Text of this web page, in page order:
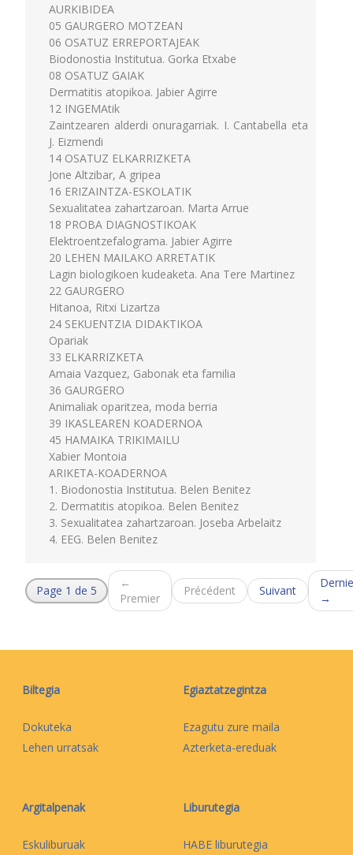
AURKIBIDEA
05 GAURGERO MOTZEAN
06 OSATUZ ERREPORTAJEAK
Biodonostia Institutua. Gorka Etxabe
08 OSATUZ GAIAK
Dermatitis atopikoa. Jabier Agirre
12 INGEMAtik
Zaintzearen alderdi onuragarriak. I. Cantabella eta
J. Eizmendi
14 OSATUZ ELKARRIZKETA
Jone Altzibar, A gripea
16 ERIZAINTZA-ESKOLATIK
Sexualitatea zahartzaroan. Marta Arrue
18 PROBA DIAGNOSTIKOAK
Elektroentzefalograma. Jabier Agirre
20 LEHEN MAILAKO ARRETATIK
Lagin biologikoen kudeaketa. Ana Tere Martinez
22 GAURGERO
Hitanoa, Ritxi Lizartza
24 SEKUENTZIA DIDAKTIKOA
Opariak
33 ELKARRIZKETA
Amaia Vazquez, Gabonak eta familia
36 GAURGERO
Animaliak oparitzea, moda berria
39 IKASLEAREN KOADERNOA
45 HAMAIKA TRIKIMAILU
Xabier Montoia
ARIKETA-KOADERNOA
1. Biodonostia Institutua. Belen Benitez
2. Dermatitis atopikoa. Belen Benitez
3. Sexualitatea zahartzaroan. Joseba Arbelaitz
4. EEG. Belen Benitez
Page 1 de 5
←
Premier
Précédent Suivant
→
Biltegia
Dokuteka
Lehen urratsak
Egiaztatzegintza
Ezagutu zure maila
Azterketa-ereduak
Argitalpenak
Eskuliburuak
Liburutegia
HABE liburutegia